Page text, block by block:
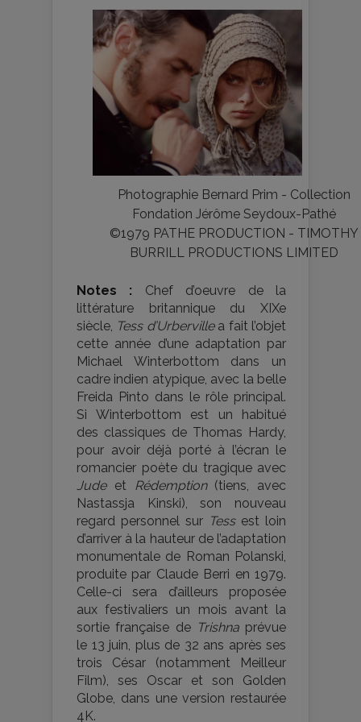
Photographie Bernard Prim - Collection
Fondation Jérôme Seydoux-Pathé
©1979 PATHE PRODUCTION - TIMOTHY
BURRILL PRODUCTIONS LIMITED
Notes : Chef d’oeuvre de la
littérature britannique du XIXe
siècle, Tess d’Urbervillea fait l’objet
cette année d’une adaptation par
Michael Winterbottom dans un
cadre indien atypique, avec la belle
Freida Pinto dans le rôle principal.
Si Winterbottom est un habitué
des classiques de Thomas Hardy,
pour avoir déjà porté à l’écran le
romancier poète du tragique avec
Judeet Rédemption(tiens, avec
Nastassja Kinski), son nouveau
regard personnel sur Tessest loin
d’arriver à la hauteur de l’adaptation
monumentale de Roman Polanski,
produite par Claude Berri en 1979.
Celle-ci sera d’ailleurs proposée
aux festivaliers un mois avant la
sortie française de Trishnaprévue
le 13 juin, plus de 32 ans après ses
trois César (notamment Meilleur
Film), ses Oscar et son Golden
Globe, dans une version restaurée
4K.